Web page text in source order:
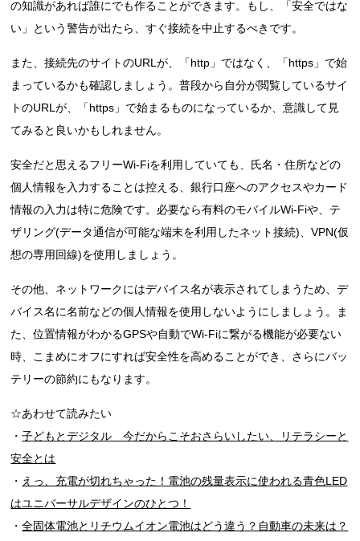
の知識があれば誰にでも作ることができます。もし、「安全ではな
い」という警告が出たら、すぐ接続を中止するべきです。
また、接続先のサイトのURLが、「http」ではなく、「https」で始
まっているかも確認しましょう。普段から自分が閲覧しているサイ
トのURLが、「https」で始まるものになっているか、意識して見
てみると良いかもしれません。
安全だと思えるフリーWi-Fiを利用していても、氏名・住所などの
個人情報を入力することは控える、銀行口座へのアクセスやカード
情報の入力は特に危険です。必要なら有料のモバイルWi-Fiや、テ
ザリング(データ通信が可能な端末を利用したネット接続)、VPN(仮
想の専用回線)を使用しましょう。
その他、ネットワークにはデバイス名が表示されてしまうため、デ
バイス名に名前などの個人情報を使用しないようにしましょう。ま
た、位置情報がわかるGPSや自動でWi-Fiに繋がる機能が必要ない
時、こまめにオフにすれば安全性を高めることができ、さらにバッ
テリーの節約にもなります。
☆あわせて読みたい
・子どもとデジタル 今だからこそおさらいしたい、リテラシーと
安全とは
・ えっ、充電が切れちゃった！電池の残量表示に使われる青色LED
はユニバーサルデザインのひとつ！
・全固体電池とリチウムイオン電池はどう違う？自動車の未来は？